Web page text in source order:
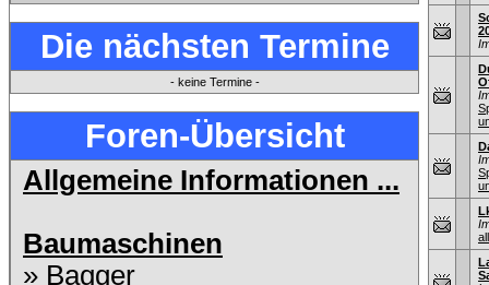
Die nächsten Termine
- keine Termine -
Foren-Übersicht
Allgemeine Informationen ...
Baumaschinen
» Bagger